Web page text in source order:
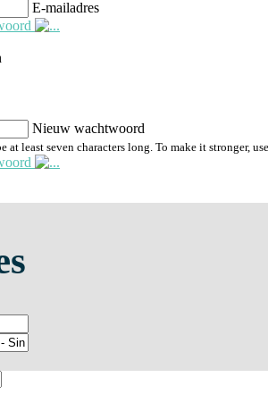
E-mailadres
Nieuw wachtwoord
at least seven characters long. To make it stronger,